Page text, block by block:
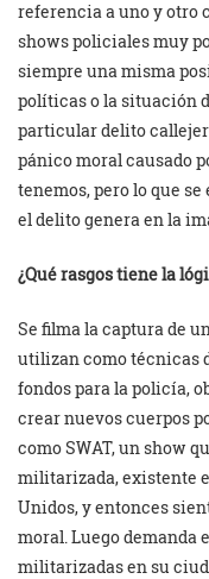
referencia a uno y otro
shows policiales muy
siempre una misma
políticas o la situación
particular delito
pánico moral causado
tenemos, pero lo que
el delito genera en la
¿Qué rasgos tiene la
Se filma la captura de
utilizan como técnicas
fondos para la policía,
crear nuevos cuerpos
como SWAT, un show
militarizada, existente
Unidos, y entonces
moral. Luego demanda
militarizadas en su